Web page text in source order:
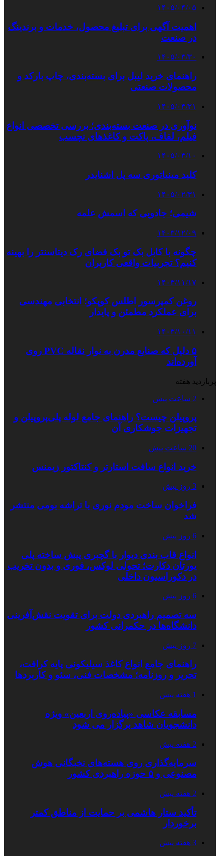
۱۴۰۵/۰۴/۰۵
اهمیت آگهی برای تبلیغ محصول، خدمات و برندینگ
در صنعت
۱۴۰۵/۰۳/۳۰
راهنمای خرید لیبل برای بسته‌بندی، چاپ بارکد و
محصولات صنعتی
۱۴۰۵/۰۳/۲۱
نوآوری در صنعت بسته‌بندی؛ بررسی تخصصی انواع
فیلم، لفاف، پاکت و کاغذهای نچسب
۱۴۰۵/۰۳/۱۰
کلید مینیاتوری سه پل اشنایدر
۱۴۰۵/۰۲/۳۱
شیمی؛ جادویی که اسمش علمه
۱۴۰۳/۱۲/۰۹
چگونه با کابل بک تو بک فضای رک دیتاسنتر را بهینه
کنیم؟ تجربیات واقعی کاربران
۱۴۰۳/۱۱/۱۷
روغن کمپرسور اطلس کوپکو؛ انتخابی مهندسی
برای عملکرد مطمئن و پایدار
۱۴۰۳/۱۰/۱۱
۵ دلیل که صنایع مدرن به نوار نقاله PVC روی
آورده‌اند
پربازدید هفته
2 ساعت پیش
پروپیلن چیست؟ راهنمای جامع لوله پلی‌پروپیلن و
تجهیزات جوشکاری آن
20 ساعت پیش
خرید انواع سافت استارتر و کنتاکتور زیمنس
3 روز پیش
فراخوان ساخت مودم نوری با تراشه بومی منتشر
شد
6 روز پیش
انواع قاب بندی دیوار با گچبری پیش ساخته پلی
یورتان دکارت؛ تحولی لوکس، فوری و بدون تخریب
در دکوراسیون داخلی
6 روز پیش
سه تصمیم راهبردی دولت برای تقویت نقش‌آفرینی
دانشگاه‌ها در حکمرانی کشور
7 روز پیش
راهنمای جامع انواع کاغذ سیلیکونی پایه کرافت،
تحریر و روزنامه؛ مشخصات فنی، سئو و کاربردها
1 هفته پیش
مسابقه عکاسی «پیاده‌روی اربعین» ویژه
دانشجویان شاهد برگزار می شود
2 هفته پیش
سرمایه‌گذاری روی هسته‌های نخبگانی هوش
مصنوعی و ۵ حوزه راهبردی کشور
2 هفته پیش
تأکید ستار هاشمی بر حمایت از مناطق کمتر
برخوردار
3 هفته پیش